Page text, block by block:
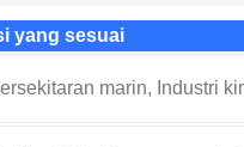
yang sesuai
marin, Industri